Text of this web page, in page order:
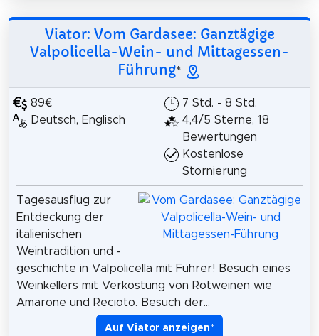
Viator: Vom Gardasee: Ganztägige
Valpolicella-Wein- und Mittagessen-
Führung*
89€
Deutsch, Englisch
7 Std. - 8 Std.
4,4/5 Sterne, 18
Bewertungen
Kostenlose
Stornierung
Tagesausflug zur
Entdeckung der
italienischen
Weintradition und -
geschichte in Valpolicella mit Führer! Besuch eines
Weinkellers mit Verkostung von Rotweinen wie
Amarone und Recioto. Besuch der...
Auf Viator anzeigen*